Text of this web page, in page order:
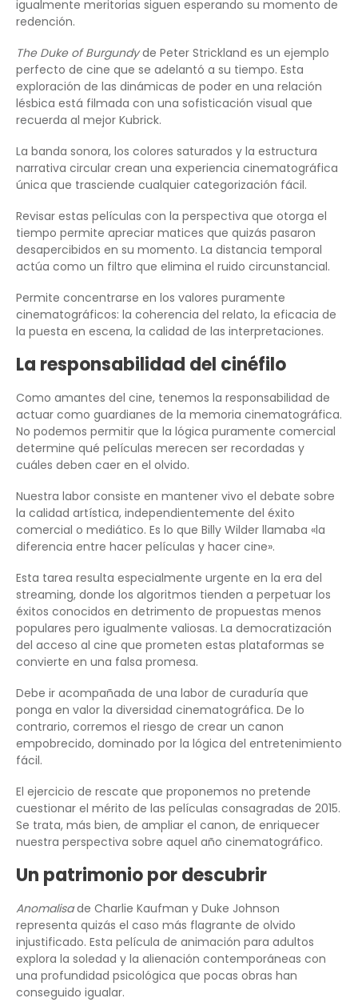
igualmente meritorias siguen esperando su momento de
redención.
The Duke of Burgundyde Peter Strickland es un ejemplo
perfecto de cine que se adelantó a su tiempo. Esta
exploración de las dinámicas de poder en una relación
lésbica está filmada con una sofisticación visual que
recuerda al mejor Kubrick.
La banda sonora, los colores saturados y la estructura
narrativa circular crean una experiencia cinematográfica
única que trasciende cualquier categorización fácil.
Revisar estas películas con la perspectiva que otorga el
tiempo permite apreciar matices que quizás pasaron
desapercibidos en su momento. La distancia temporal
actúa como un filtro que elimina el ruido circunstancial.
Permite concentrarse en los valores puramente
cinematográficos: la coherencia del relato, la eficacia de
la puesta en escena, la calidad de las interpretaciones.
La responsabilidad del cinéfilo
Como amantes del cine, tenemos la responsabilidad de
actuar como guardianes de la memoria cinematográfica.
No podemos permitir que la lógica puramente comercial
determine qué películas merecen ser recordadas y
cuáles deben caer en el olvido.
Nuestra labor consiste en mantener vivo el debate sobre
la calidad artística, independientemente del éxito
comercial o mediático. Es lo que Billy Wilder llamaba «la
diferencia entre hacer películas y hacer cine».
Esta tarea resulta especialmente urgente en la era del
streaming, donde los algoritmos tienden a perpetuar los
éxitos conocidos en detrimento de propuestas menos
populares pero igualmente valiosas. La democratización
del acceso al cine que prometen estas plataformas se
convierte en una falsa promesa.
Debe ir acompañada de una labor de curaduría que
ponga en valor la diversidad cinematográfica. De lo
contrario, corremos el riesgo de crear un canon
empobrecido, dominado por la lógica del entretenimiento
fácil.
El ejercicio de rescate que proponemos no pretende
cuestionar el mérito de las películas consagradas de 2015.
Se trata, más bien, de ampliar el canon, de enriquecer
nuestra perspectiva sobre aquel año cinematográfico.
Un patrimonio por descubrir
Anomalisade Charlie Kaufman y Duke Johnson
representa quizás el caso más flagrante de olvido
injustificado. Esta película de animación para adultos
explora la soledad y la alienación contemporáneas con
una profundidad psicológica que pocas obras han
conseguido igualar.